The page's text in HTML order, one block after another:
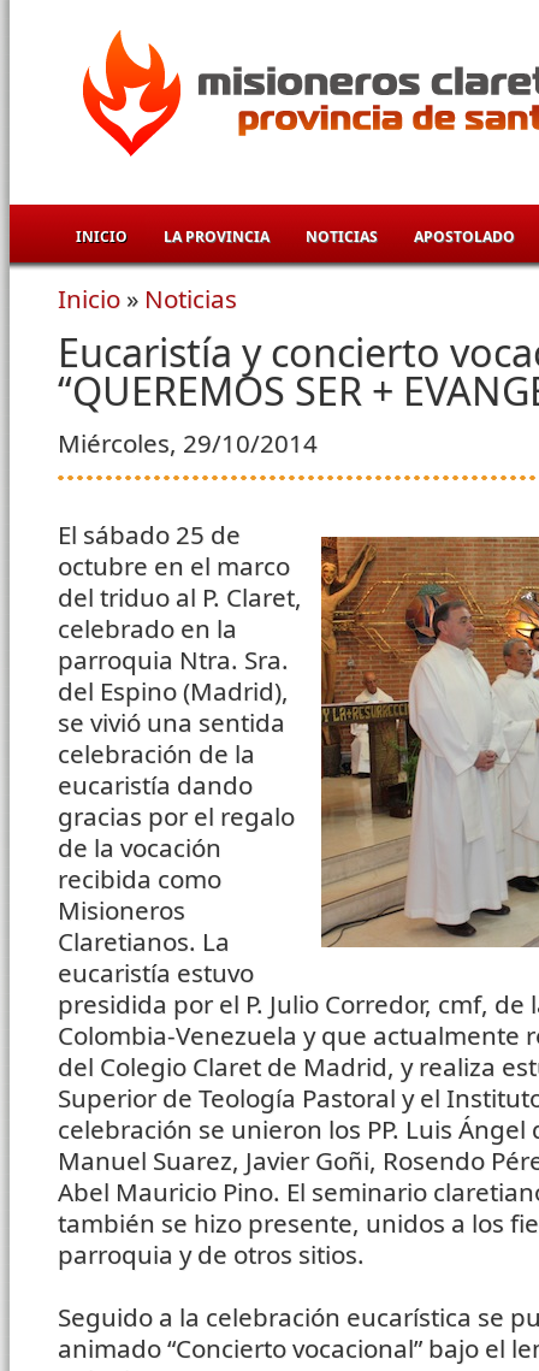
INICIO LA PROVINCIA NOTICIAS APOSTOLADO
Se encuentra usted aquí
Inicio » Noticias
Eucaristía y concierto
“QUEREMOS SER +
Miércoles, 29/10/2014
El sábado 25 de
octubre en el marco
del triduo al P. Claret,
celebrado en la
parroquia Ntra. Sra.
del Espino (Madrid),
se vivió una sentida
celebración de la
eucaristía dando
gracias por el regalo
de la vocación
recibida como
Misioneros
Claretianos. La
eucaristía estuvo
presidida por el P. Julio Corredor, cmf,
Colombia-Venezuela y que actualmente
del Colegio Claret de Madrid, y realiza
Superior de Teología Pastoral y el
celebración se unieron los PP. Luis Ángel
Manuel Suarez, Javier Goñi, Rosendo
Abel Mauricio Pino. El seminario
también se hizo presente, unidos a los
parroquia y de otros sitios.
Seguido a la celebración eucarística se
animado “Concierto vocacional” bajo el